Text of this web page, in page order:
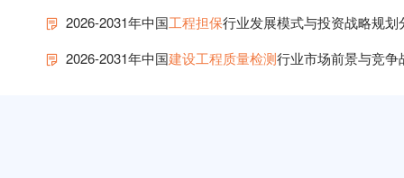
2026-2031年中国工程担保行业发展模式与投资战略规划
2026-2031年中国建设工程质量检测行业市场前景与竞争